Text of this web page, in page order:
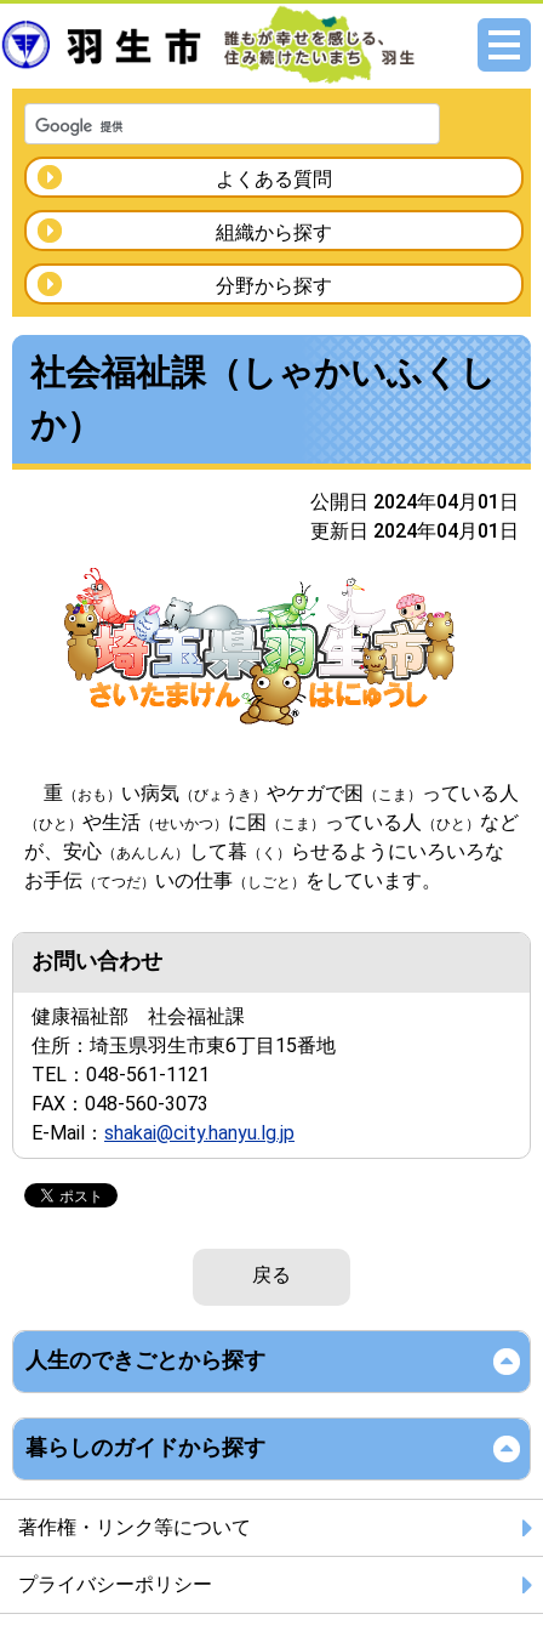
メニ
よくある質問
組織から探す
分野から探す
社会福祉課（しゃかいふくし
か）
公開日 2024年04月01日
更新日 2024年04月01日
重 （おも） い病気 （びょうき） やケガで困 （こま） っている人
（ひと） や生活 （せいかつ） に困 （こま） っている人 （ひと） など
が、安心 （あんしん） して暮 （く）
らせるようにいろいろな
お手伝 （てつだ） いの仕事 （しごと） をしています。
お問い合わせ
健康福祉部 社会福祉課
住所： 埼玉県羽生市東6丁目15番地
TEL： 048-561-1121
FAX： 048-560-3073
E-Mail： shakai@city.hanyu.lg.jp
戻る
人生のできごとから探す
暮らしのガイドから探す
著作権・リンク等について
プライバシーポリシー